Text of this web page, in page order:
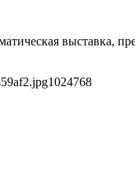
выставка,
1024768